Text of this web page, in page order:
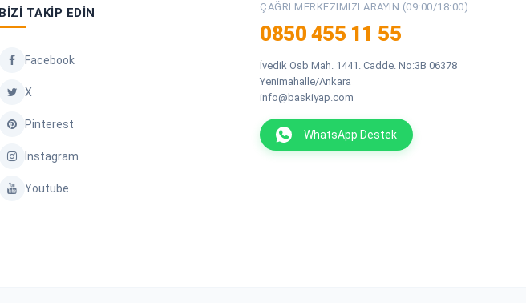
BIZI TAKIP EDIN
Facebook
X
Pinterest
Instagram
Youtube
ÇAĞRI MERKEZIMIZI ARAYIN (09:00/18:00)
0850 455 11 55
İvedik Osb Mah. 1441. Cadde. No:3B 06378
Yenimahalle/Ankara
info@baskiyap.com
WhatsApp Destek